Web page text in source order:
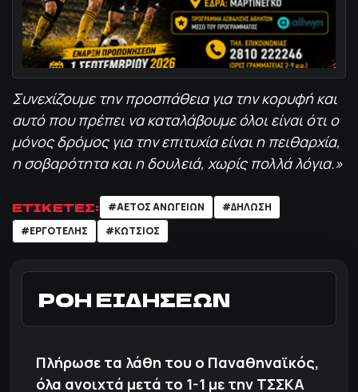
Συνεχίζουμε την προσπάθεια για την κορυφή και
αυτό που πρέπει να καταλάβουμε όλοι είναι ότι ο
μόνος δρόμος για την επιτυχία είναι η πειθαρχία,
η σοβαρότητα και η δουλειά, χωρίς πολλά λόγια.»
ΕΤΙΚΕΤΕΣ: #ΑΕΤΌΣ ΑΝΩΓΕΊΩΝ
#ΔΗΛΩΣΗ
#ΕΡΓΟΤΕΛΗΣ
#ΚΩΤΣΙΟΣ
ΡΟΗ ΕΙΔΗΣΕΩΝ
Πλήρωσε τα λάθη του ο Παναθηναϊκός,
όλα ανοιχτά μετά το 1-1 με την ΤΣΣΚΑ